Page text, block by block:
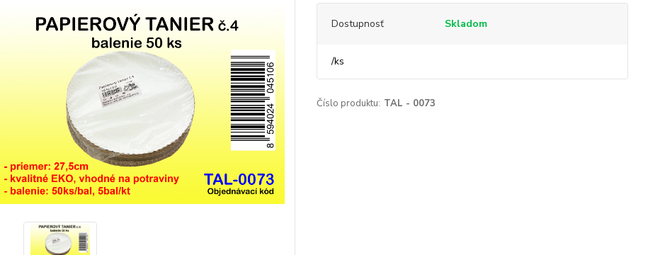
Dostupnosť Skladom
/ks
Číslo produktu: TAL - 0073